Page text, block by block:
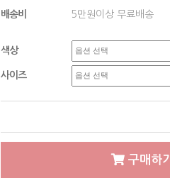
배송비 5만원이상 무료배송
색상
사이즈
구매하기